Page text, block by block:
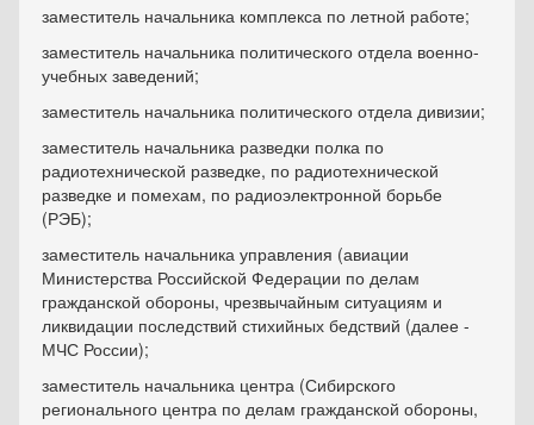
заместитель начальника комплекса по летной работе;
заместитель начальника политического отдела военно-
учебных заведений;
заместитель начальника политического отдела дивизии;
заместитель начальника разведки полка по
радиотехнической разведке, по радиотехнической
разведке и помехам, по радиоэлектронной борьбе
(РЭБ);
заместитель начальника управления (авиации
Министерства Российской Федерации по делам
гражданской обороны, чрезвычайным ситуациям и
ликвидации последствий стихийных бедствий (далее -
МЧС России);
заместитель начальника центра (Сибирского
регионального центра по делам гражданской обороны,